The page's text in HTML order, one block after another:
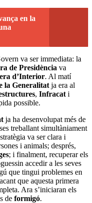
en la
va ser immediata: la
de Presidència va
d’Interior. Al matí
la Generalitat ja era al
, Infracat i
possible.
ja ha desenvolupat més de
treballant simultàniament
va ser clara i
i animals; després,
; i finalment, recuperar els
accedir a les seves
que tingui problemes en
que aquesta primera
Ara s’iniciaran els
de formigó.